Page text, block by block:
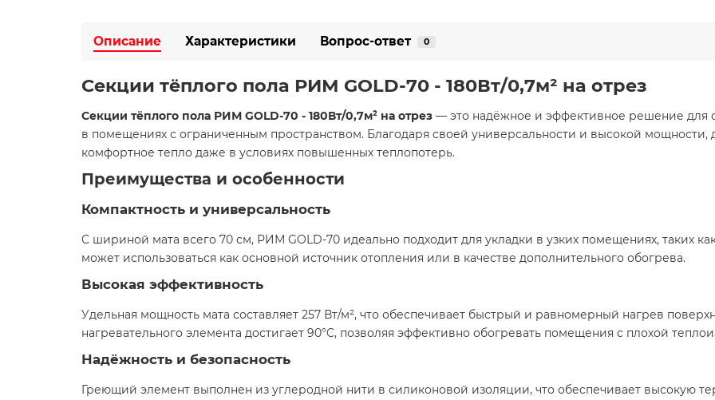
Описание Характеристики Вопрос-ответ 0
Секции тёплого пола РИМ GOLD-70 - 180Вт/0,7м² на отрез
Секции тёплого пола РИМ GOLD-70 - 180Вт/0,7м² на отрез — это надёжное и эффективное решение для
в помещениях с ограниченным пространством. Благодаря своей универсальности и высокой мощности,
комфортное тепло даже в условиях повышенных теплопотерь.
Преимущества и особенности
Компактность и универсальность
С шириной мата всего 70 см, РИМ GOLD-70 идеально подходит для укладки в узких помещениях, таких
может использоваться как основной источник отопления или в качестве дополнительного обогрева.
Высокая эффективность
Удельная мощность мата составляет 257 Вт/м², что обеспечивает быстрый и равномерный нагрев
нагревательного элемента достигает 90°C, позволяя эффективно обогревать помещения с плохой
Надёжность и безопасность
Греющий элемент выполнен из углеродной нити в силиконовой изоляции, что обеспечивает высокую